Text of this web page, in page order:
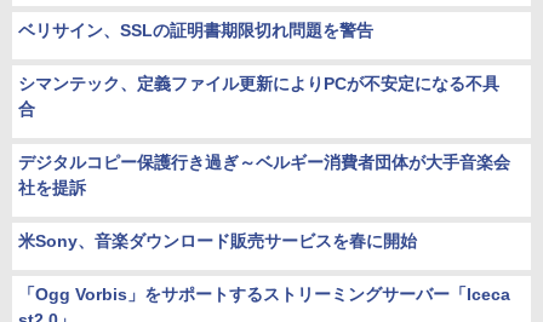
ベリサイン、SSLの証明書期限切れ問題を警告
シマンテック、定義ファイル更新によりPCが不安定になる不具
合
デジタルコピー保護行き過ぎ～ベルギー消費者団体が大手音楽会
社を提訴
米Sony、音楽ダウンロード販売サービスを春に開始
「Ogg Vorbis」をサポートするストリーミングサーバー「Iceca